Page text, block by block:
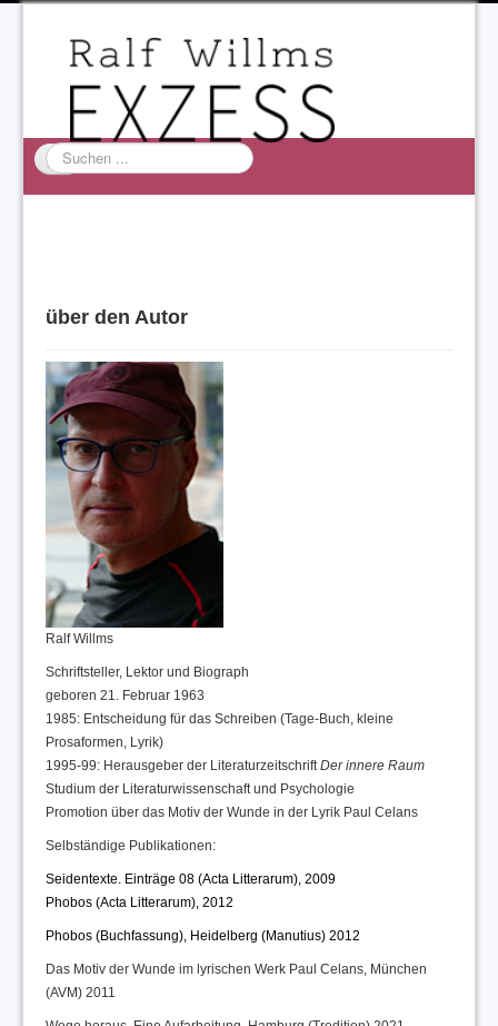
Suchen
...
Acta Litterarum
über den Autor
Ralf Willms
Schriftsteller, Lektor und Biograph
geboren 21. Februar 1963
1985: Entscheidung für das Schreiben (Tage-Buch, kleine
Prosaformen, Lyrik)
1995-99: Herausgeber der LiteraturzeitschriftDer innere Raum
Studium der Literaturwissenschaft und Psychologie
Promotion über das Motiv der Wunde in der Lyrik Paul Celans
Selbständige Publikationen:
Seidentexte. Einträge 08 (Acta Litterarum), 2009
Phobos (Acta Litterarum), 2012
Phobos (Buchfassung), Heidelberg (Manutius) 2012
Das Motiv der Wunde im lyrischen Werk Paul Celans, München
(AVM) 2011